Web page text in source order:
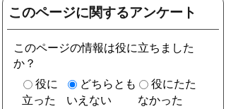
このページに関するアンケート
このページの情報は役に立ちました
か？
役に
立った
どちらとも
いえない
役にたた
なかった